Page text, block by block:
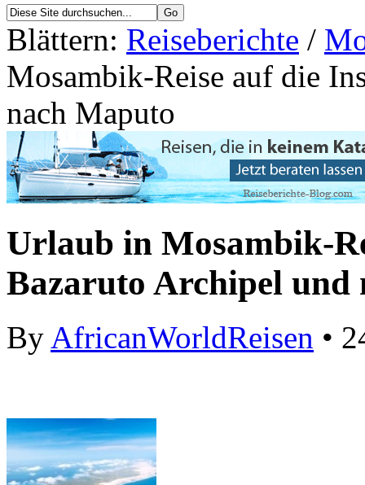
Blättern: Reiseberichte /
Mosambik-Reise auf die
nach Maputo
Urlaub in Mosambik-
Bazaruto Archipel und
By AfricanWorldReisen •